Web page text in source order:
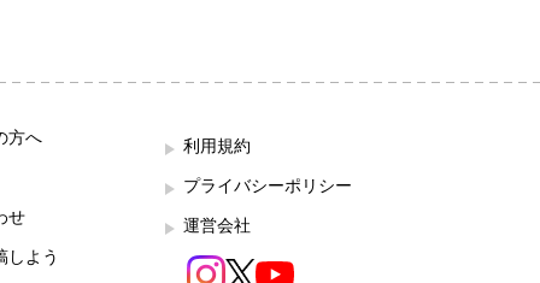
方へ
せ
しよう
利用規約
プライバシーポリシー
運営会社